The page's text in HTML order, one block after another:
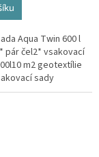
Aqua Twin 600 l
pár čel2* vsakovací
m2 geotextílie
sady
cm Nosnost bloků